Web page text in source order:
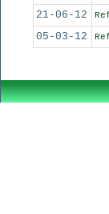
21-06-12
05-03-12